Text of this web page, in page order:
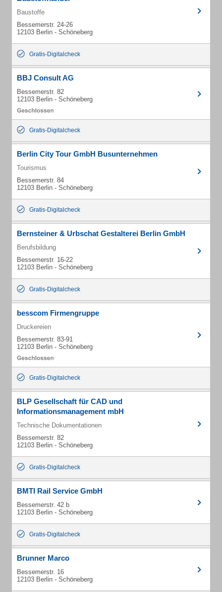
Baustoffe
Bessemerstr. 24-26
12103 Berlin - Schöneberg
Gratis-Digitalcheck
BBJ Consult AG
Bessemerstr. 82
12103 Berlin - Schöneberg
Gratis-Digitalcheck
Berlin City Tour GmbH Busunternehmen
Tourismus
Bessemerstr. 84
12103 Berlin - Schöneberg
Gratis-Digitalcheck
Bernsteiner & Urbschat Gestalterei Berlin GmbH
Berufsbildung
Bessemerstr. 16-22
12103 Berlin - Schöneberg
Gratis-Digitalcheck
besscom Firmengruppe
Druckereien
Bessemerstr. 83-91
12103 Berlin - Schöneberg
Gratis-Digitalcheck
BLP Gesellschaft für CAD und
Informationsmanagement mbH
Technische Dokumentationen
Bessemerstr. 82
12103 Berlin - Schöneberg
Gratis-Digitalcheck
BMTI Rail Service GmbH
Bessemerstr. 42 b
12103 Berlin - Schöneberg
Gratis-Digitalcheck
Brunner Marco
Bessemerstr. 16
12103 Berlin - Schöneberg